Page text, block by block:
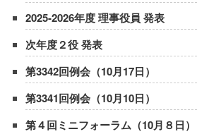
2025-2026年度 理事役員 発表
次年度２役 発表
第3342回例会（10月17日）
第3341回例会（10月10日）
第４回ミニフォーラム（10月８日）